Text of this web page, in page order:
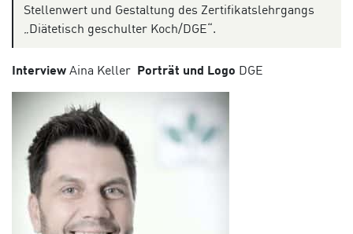
Stellenwert und Gestaltung des Zertifikatslehrgangs
„Diätetisch geschulter Koch/DGE“.
Interview Aina Keller Porträt und Logo DGE